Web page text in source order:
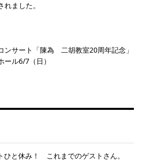
れました。
ンサート「陳為 二胡教室20周年記念」
ール6/7（日）
と休み！ これまでのゲストさん。